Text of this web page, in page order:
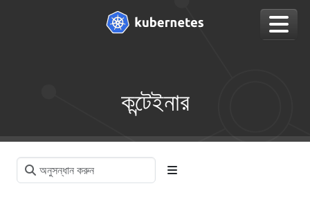
কন্টেইনার